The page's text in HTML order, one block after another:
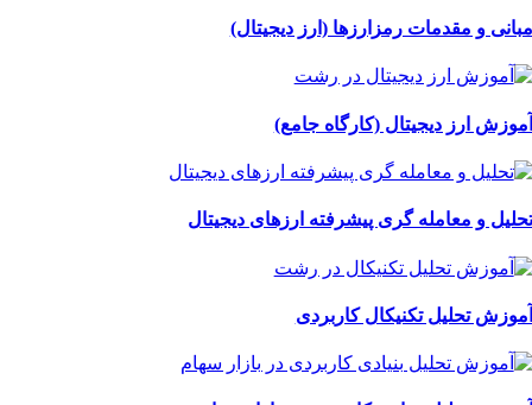
و مقدمات رمزارزها (ارز دیجیتال)
ارز دیجیتال (کارگاه جامع)
و معامله گری پیشرفته ارزهای دیجیتال
تحلیل تکنیکال کاربردی